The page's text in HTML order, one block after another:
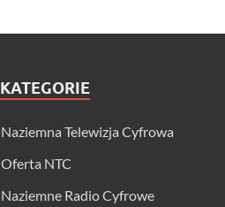
KATEGORIE
Naziemna Telewizja Cyfrowa
Oferta NTC
Naziemne Radio Cyfrowe